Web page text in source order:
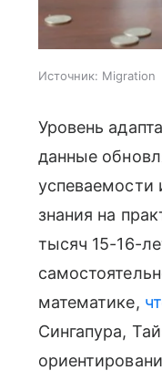
Источник: Migration
Уровень
данные
успеваемости
знания на
тысяч 15-16-
математике,
Сингапура,